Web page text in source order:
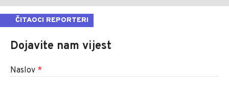
ČITAOCI REPORTERI
Dojavite nam vijest
Naslov *